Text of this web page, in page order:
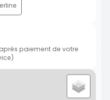
paiement de votre